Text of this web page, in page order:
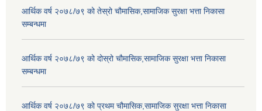
आर्थिक वर्ष २०७८/७९ को तेस्रो चौमासिक,सामाजिक सुरक्षा भत्ता निकासा
सम्बन्धमा
आर्थिक वर्ष २०७८/७९ को दोस्रो चौमासिक,सामाजिक सुरक्षा भत्ता निकासा
सम्बन्धमा
आर्थिक वर्ष २०७८/७९ को प्रथम चौमासिक,सामाजिक सुरक्षा भत्ता निकासा